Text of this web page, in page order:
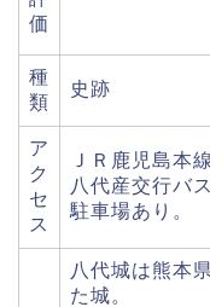
価
種
類
史跡
ア
ク
セ
ス
ＪＲ鹿児島本
八代産交行バ
駐車場あり。
八代城は熊本
た城。